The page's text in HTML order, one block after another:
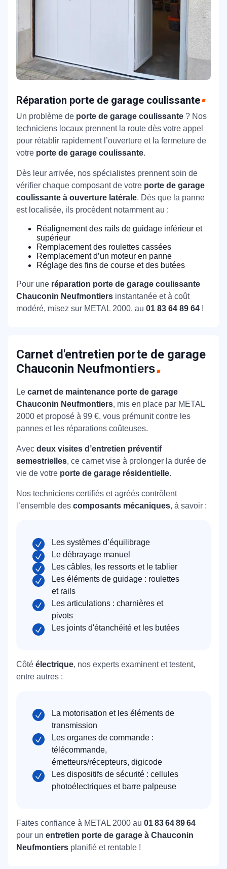
Réparation porte de garage coulissante
Un problème de porte de garage coulissante ? Nos
techniciens locaux prennent la route dès votre appel
pour rétablir rapidement l’ouverture et la fermeture de
votre porte de garage coulissante.
Dès leur arrivée, nos spécialistes prennent soin de
vérifier chaque composant de votre porte de garage
coulissante à ouverture latérale. Dès que la panne
est localisée, ils procèdent notamment au :
Réalignement des rails de guidage inférieur et
supérieur
Remplacement des roulettes cassées
Remplacement d’un moteur en panne
Réglage des fins de course et des butées
Pour une réparation porte de garage coulissante
Chauconin Neufmontiers instantanée et à coût
modéré, misez sur METAL 2000, au 01 83 64 89 64 !
Carnet d'entretien porte de garage
Chauconin Neufmontiers
Le carnet de maintenance porte de garage
Chauconin Neufmontiers, mis en place par METAL
2000 et proposé à 99 €, vous prémunit contre les
pannes et les réparations coûteuses.
Avec deux visites d’entretien préventif
semestrielles, ce carnet vise à prolonger la durée de
vie de votre porte de garage résidentielle.
Nos techniciens certifiés et agréés contrôlent
l’ensemble des composants mécaniques, à savoir :
Les systèmes d’équilibrage
Le débrayage manuel
Les câbles, les ressorts et le tablier
Les éléments de guidage : roulettes
et rails
Les articulations : charnières et
pivots
Les joints d'étanchéité et les butées
Côté électrique, nos experts examinent et testent,
entre autres :
La motorisation et les éléments de
transmission
Les organes de commande :
télécommande,
émetteurs/récepteurs, digicode
Les dispositifs de sécurité : cellules
photoélectriques et barre palpeuse
Faites confiance à METAL 2000 au 01 83 64 89 64
pour un entretien porte de garage à Chauconin
Neufmontiers planifié et rentable !